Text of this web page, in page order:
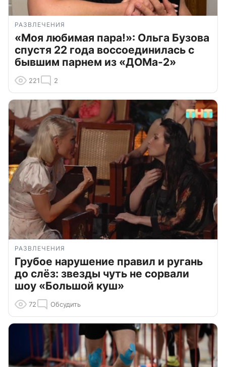
РАЗВЛЕЧЕНИЯ
«Моя любимая пара!»: Ольга Бузова
спустя 22 года воссоединилась с
бывшим парнем из «ДОМа-2»
221 2
РАЗВЛЕЧЕНИЯ
Грубое нарушение правил и ругань
до слёз: звезды чуть не сорвали
шоу «Большой куш»
72 Обсудить